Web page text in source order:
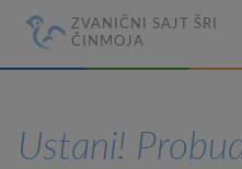
ZVANIČNI SAJT ŠRI
ČINMOJA
Ustani!